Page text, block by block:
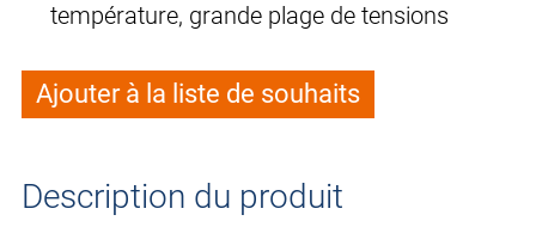
température, grande plage de tensions
Ajouter à la liste de souhaits
Description du produit